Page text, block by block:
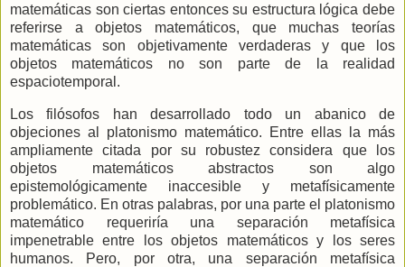
matemáticas son ciertas entonces su estructura lógica debe
referirse a objetos matemáticos, que muchas teorías
matemáticas son objetivamente verdaderas y que los
objetos matemáticos no son parte de la realidad
espaciotemporal.
Los filósofos han desarrollado todo un abanico de
objeciones al platonismo matemático. Entre ellas la más
ampliamente citada por su robustez considera que los
objetos matemáticos abstractos son algo
epistemológicamente inaccesible y metafísicamente
problemático. En otras palabras, por una parte el platonismo
matemático requeriría una separación metafísica
impenetrable entre los objetos matemáticos y los seres
humanos. Pero, por otra, una separación metafísica